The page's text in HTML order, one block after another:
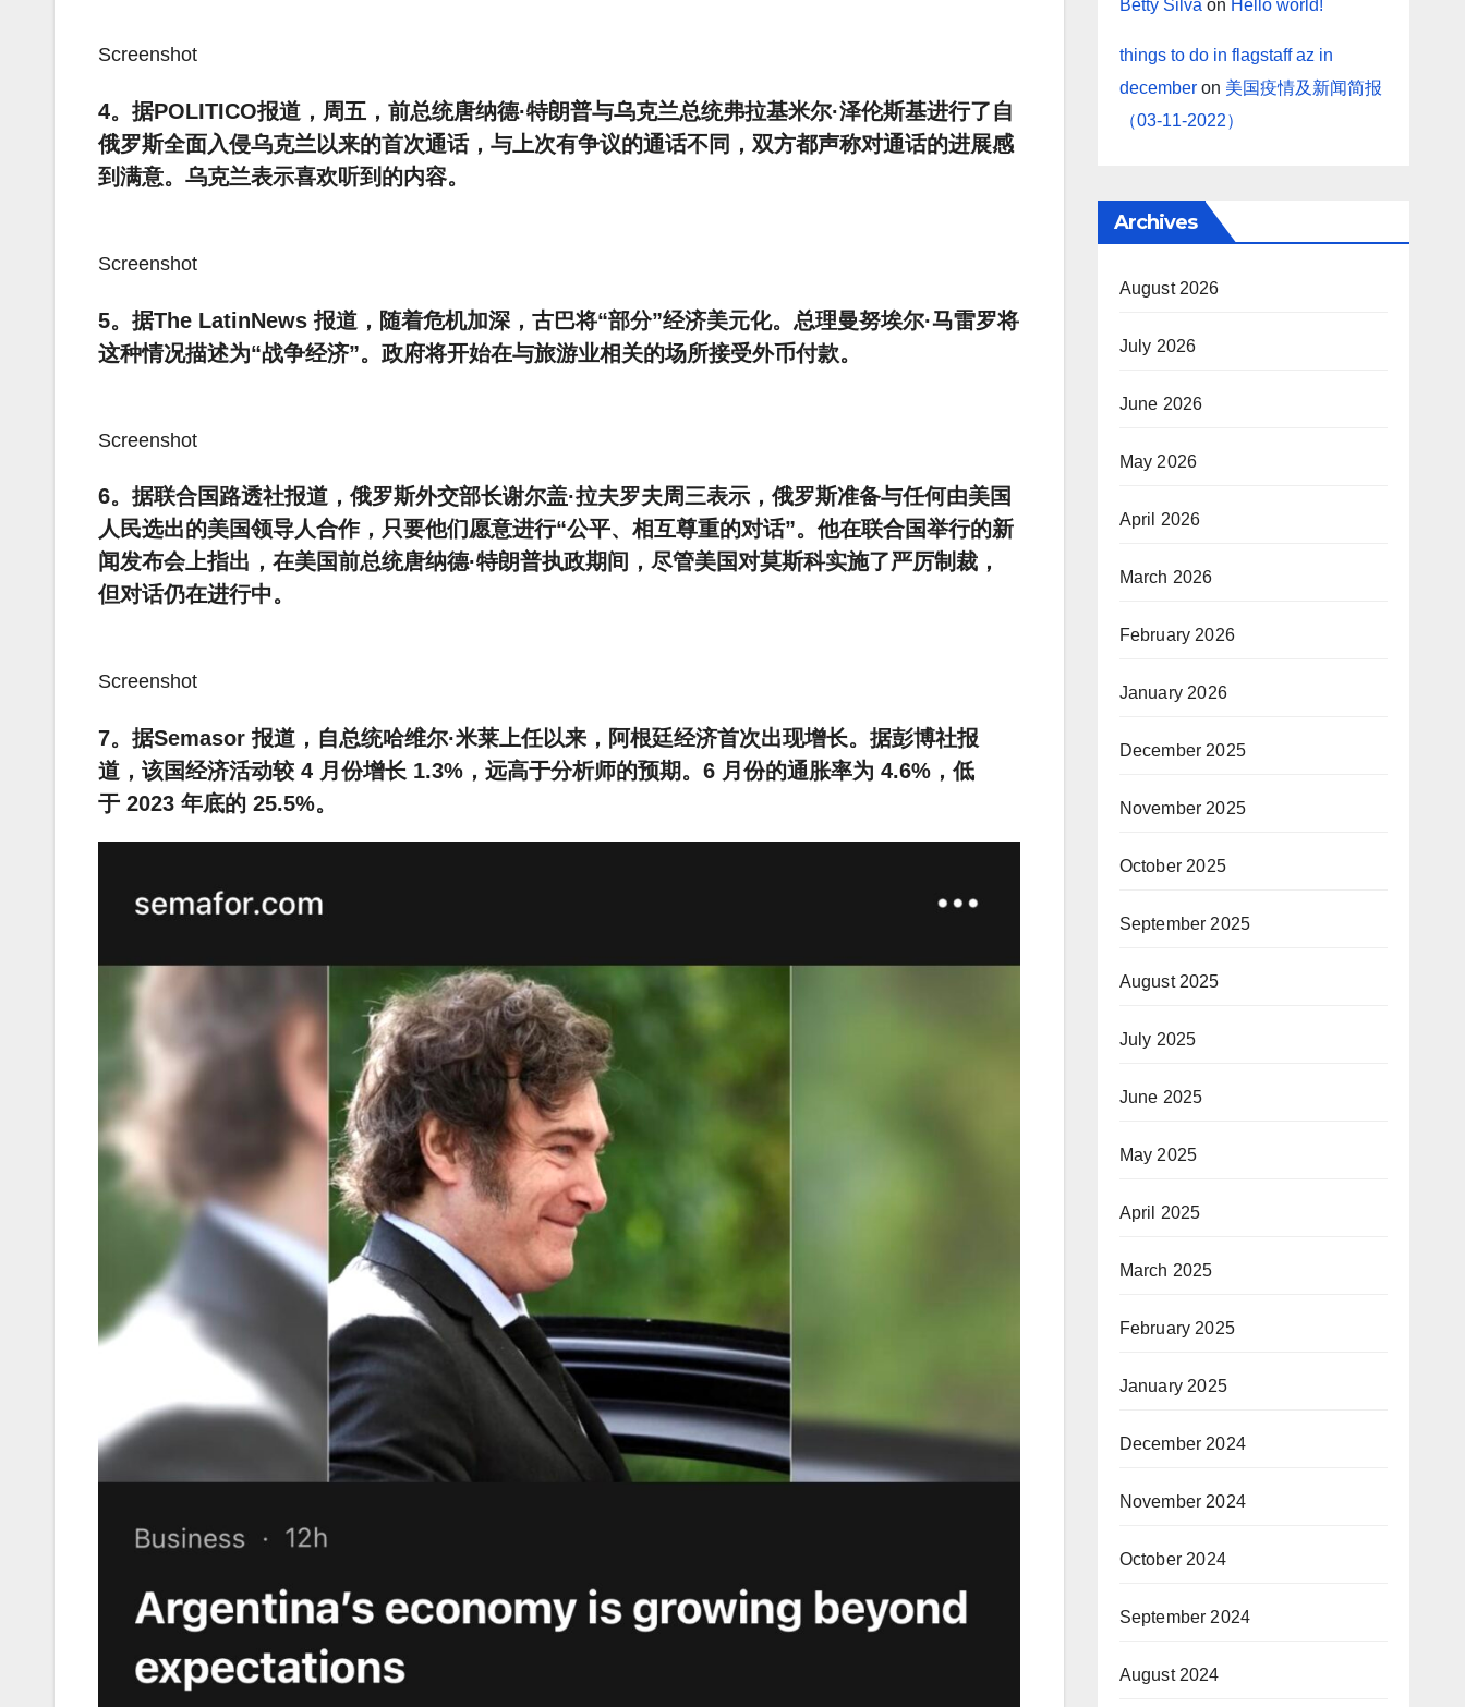
Screenshot
4。据POLITICO报道，周五，前总统唐纳德·特朗普与乌克兰总统弗拉基米尔·泽伦斯基进行了自
俄罗斯全面入侵乌克兰以来的首次通话，与上次有争议的通话不同，双方都声称对通话的进展感
到满意。乌克兰表示喜欢听到的内容。
Screenshot
5。据The LatinNews 报道，随着危机加深，古巴将“部分”经济美元化。总理曼努埃尔·马雷罗将
这种情况描述为“战争经济”。政府将开始在与旅游业相关的场所接受外币付款。
Screenshot
6。据联合国路透社报道，俄罗斯外交部长谢尔盖·拉夫罗夫周三表示，俄罗斯准备与任何由美国
人民选出的美国领导人合作，只要他们愿意进行“公平、相互尊重的对话”。他在联合国举行的新
闻发布会上指出，在美国前总统唐纳德·特朗普执政期间，尽管美国对莫斯科实施了严厉制裁，
但对话仍在进行中。
Screenshot
7。据Semasor 报道，自总统哈维尔·米莱上任以来，阿根廷经济首次出现增长。据彭博社报
道，该国经济活动较 4 月份增长 1.3%，远高于分析师的预期。6 月份的通胀率为 4.6%，低
于 2023 年底的 25.5%。
Betty Silva on Hello world!
things to do in flagstaff az in
decemberon 美国疫情及新闻简报
（03-11-2022）
Archives
August 2026
July 2026
June 2026
May 2026
April 2026
March 2026
February 2026
January 2026
December 2025
November 2025
October 2025
September 2025
August 2025
July 2025
June 2025
May 2025
April 2025
March 2025
February 2025
January 2025
December 2024
November 2024
October 2024
September 2024
August 2024